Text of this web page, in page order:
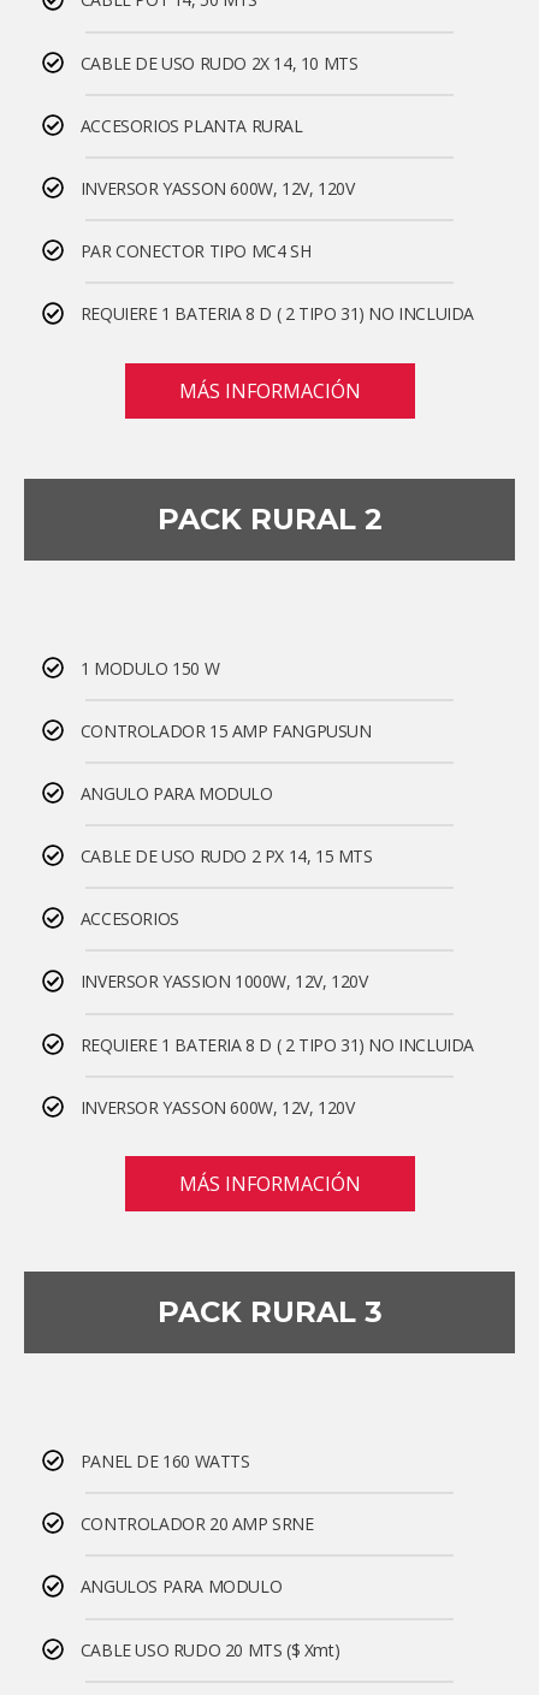
CABLE DE USO RUDO 2X 14, 10 MTS
ACCESORIOS PLANTA RURAL
INVERSOR YASSON 600W, 12V, 120V
PAR CONECTOR TIPO MC4 SH
REQUIERE 1 BATERIA 8 D ( 2 TIPO 31) NO INCLUIDA
MÁS INFORMACIÓN
PACK RURAL 2
1 MODULO 150 W
CONTROLADOR 15 AMP FANGPUSUN
ANGULO PARA MODULO
CABLE DE USO RUDO 2 PX 14, 15 MTS
ACCESORIOS
INVERSOR YASSION 1000W, 12V, 120V
REQUIERE 1 BATERIA 8 D ( 2 TIPO 31) NO INCLUIDA
INVERSOR YASSON 600W, 12V, 120V
MÁS INFORMACIÓN
PACK RURAL 3
PANEL DE 160 WATTS
CONTROLADOR 20 AMP SRNE
ANGULOS PARA MODULO
CABLE USO RUDO 20 MTS ($ Xmt)